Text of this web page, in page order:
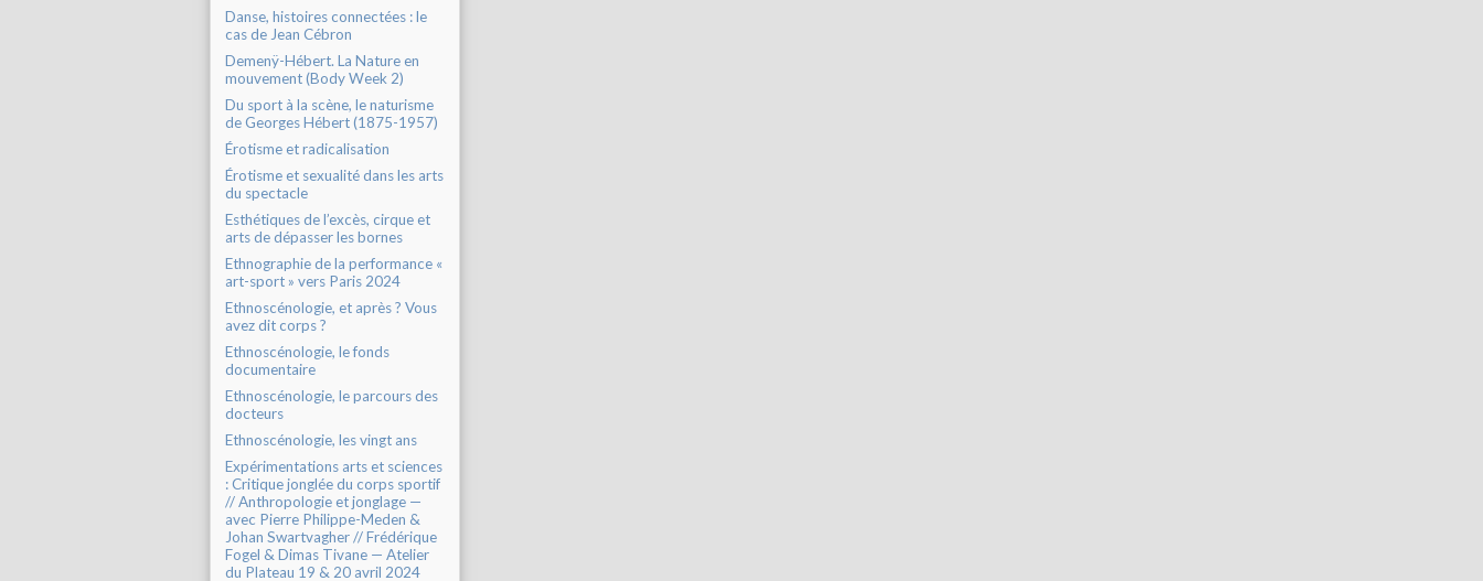
Danse, histoires connectées : le
cas de Jean Cébron
Demenÿ-Hébert. La Nature en
mouvement (Body Week 2)
Du sport à la scène, le naturisme
de Georges Hébert (1875-1957)
Érotisme et radicalisation
Érotisme et sexualité dans les arts
du spectacle
Esthétiques de l’excès, cirque et
arts de dépasser les bornes
Ethnographie de la performance «
art-sport » vers Paris 2024
Ethnoscénologie, et après ? Vous
avez dit corps ?
Ethnoscénologie, le fonds
documentaire
Ethnoscénologie, le parcours des
docteurs
Ethnoscénologie, les vingt ans
Expérimentations arts et sciences
: Critique jonglée du corps sportif
// Anthropologie et jonglage —
avec Pierre Philippe-Meden &
Johan Swartvagher // Frédérique
Fogel & Dimas Tivane — Atelier
du Plateau 19 & 20 avril 2024